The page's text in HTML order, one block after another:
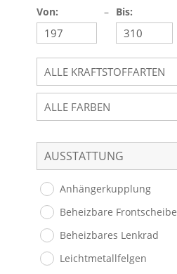
Von: – Bis:
ALLE KRAFTSTOFFARTEN
ALLE FARBEN
AUSSTATTUNG
Anhängerkupplung
Beheizbare Frontscheibe
Beheizbares Lenkrad
Leichtmetallfelgen